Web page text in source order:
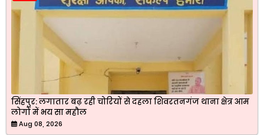
सिंहपुर: लगातार बढ़ रही चोरियों से दहला शिवरतनगंज थाना क्षेत्र आम
लोगों में भय सा महौल
Aug 08, 2026